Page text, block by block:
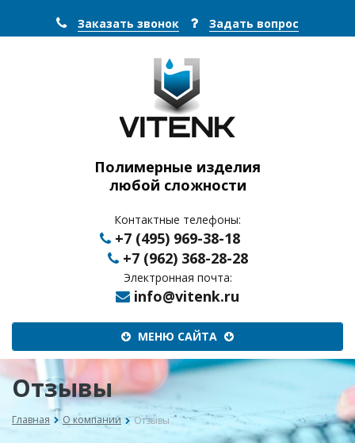
Заказать звонок Задать вопрос
Полимерные изделия
любой сложности
Контактные телефоны:
+7 (495) 969-38-18
+7 (962) 368-28-28
Электронная почта:
info@vitenk.ru
МЕНЮ САЙТА Меню
сайта
Отзывы
Главная О компании Отзывы